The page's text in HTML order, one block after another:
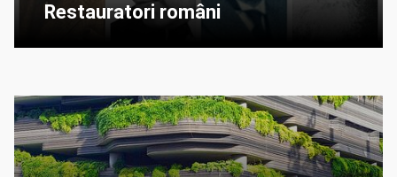
Restauratori români